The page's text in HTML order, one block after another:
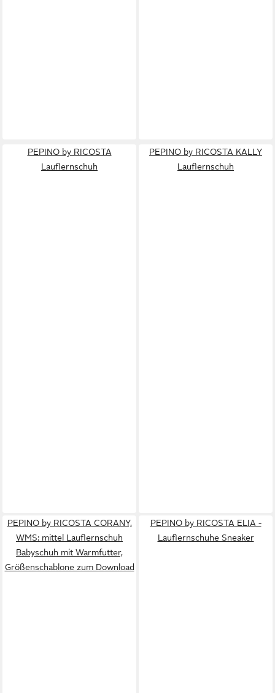
PEPINO by RICOSTA
Lauflernschuh
PEPINO by RICOSTA KALLY
Lauflernschuh
PEPINO by RICOSTA CORANY,
WMS: mittel Lauflernschuh
Babyschuh mit Warmfutter,
Größenschablone zum Download
PEPINO by RICOSTA ELIA -
Lauflernschuhe Sneaker